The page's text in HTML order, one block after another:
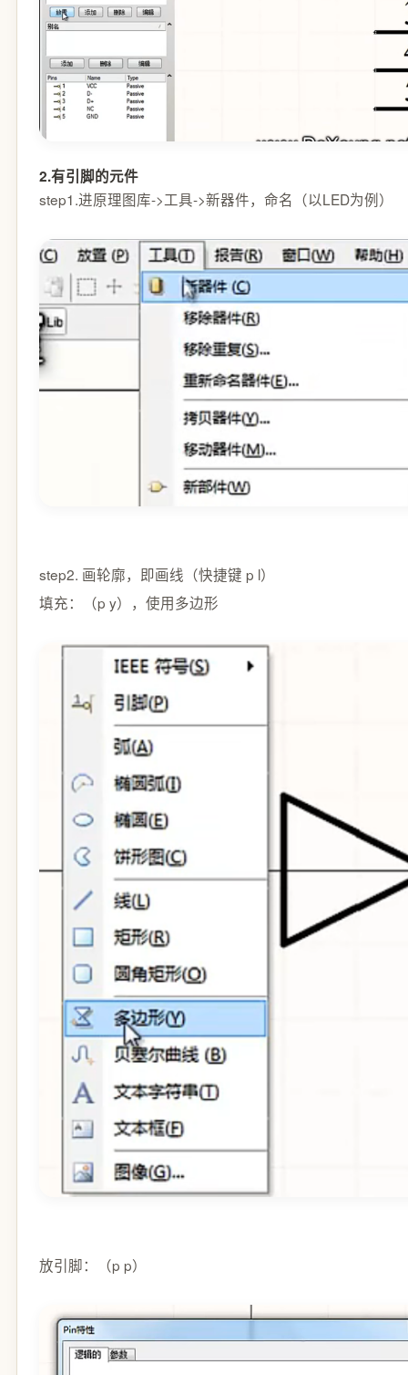
2.有引脚的元件
step1.进原理图库->工具->新器件，命名（以LED为例）
step2. 画轮廓，即画线（快捷键 p l）
填充：（p y），使用多边形
放引脚：（p p）